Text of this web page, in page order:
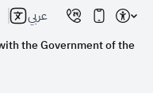
the Government of the
عربي